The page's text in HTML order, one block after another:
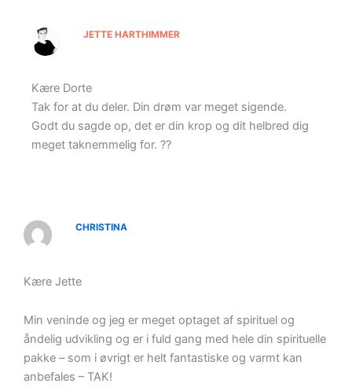
JETTE HARTHIMMER
Kære Dorte
Tak for at du deler. Din drøm var meget sigende.
Godt du sagde op, det er din krop og dit helbred dig
meget taknemmelig for. ??
CHRISTINA
Kære Jette
Min veninde og jeg er meget optaget af spirituel og
åndelig udvikling og er i fuld gang med hele din spirituelle
pakke – som i øvrigt er helt fantastiske og varmt kan
anbefales – TAK!